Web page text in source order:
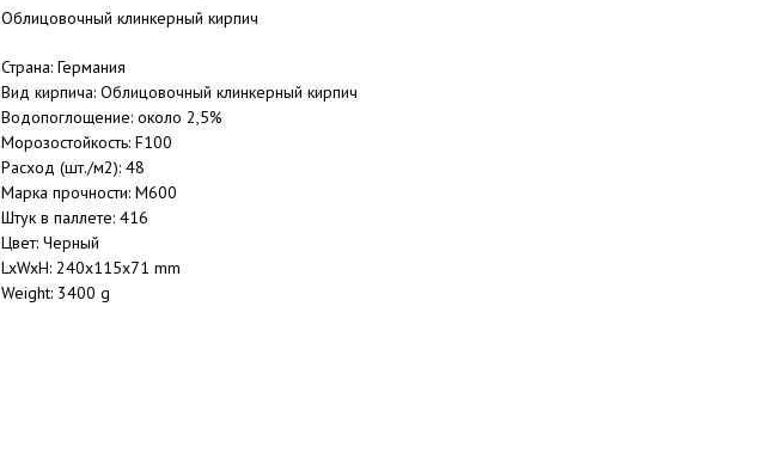
Облицовочный клинкерный кирпич
Страна: Германия
Вид кирпича: Облицовочный клинкерный кирпич
Водопоглощение: около 2,5%
Морозостойкость: F100
Расход (шт./м2): 48
Марка прочности: M600
Штук в паллете: 416
Цвет: Черный
LxWxH: 240x115x71 mm
Weight: 3400 g